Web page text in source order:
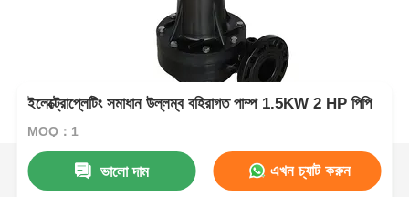
ইলেক্ট্রোপ্লেটিং সমাধান উল্লম্ব বহিরাগত পাম্প 1.5KW 2 HP পিপি
MOQ：1
ভালো দাম এখন চ্যাট করুন